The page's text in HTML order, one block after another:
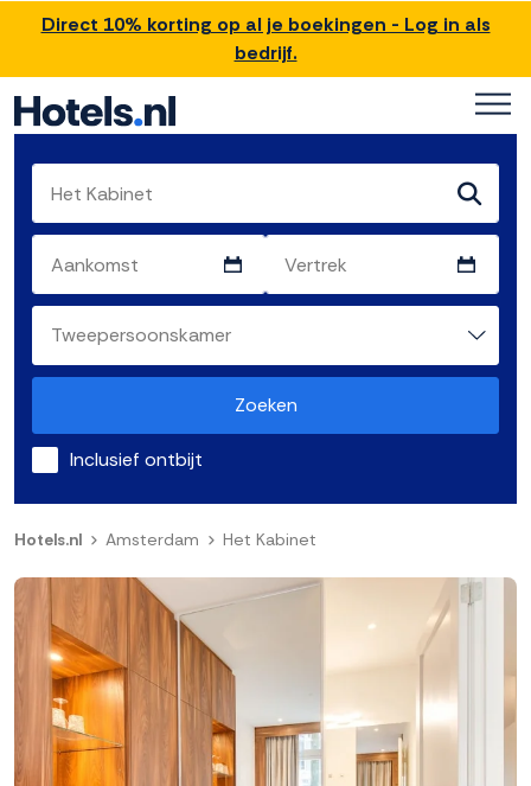
Direct 10% korting op al je boekingen - Log in als
bedrijf.
Zoeken
Inclusief ontbijt
Hotels.nl Amsterdam Het Kabinet